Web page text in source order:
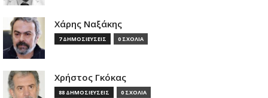
Χάρης Ναξάκης
7 ΔΗΜΟΣΙΕΥΣΕΙΣ 0 ΣΧΟΛΙΑ
Χρήστος Γκόκας
88 ΔΗΜΟΣΙΕΥΣΕΙΣ 0 ΣΧΟΛΙΑ